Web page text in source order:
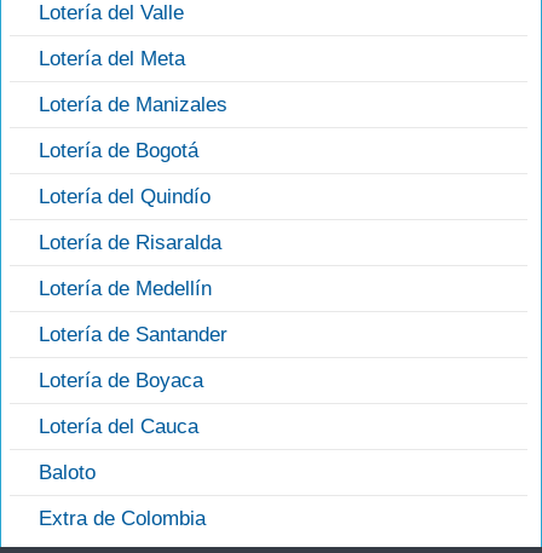
Lotería del Valle
Lotería del Meta
Lotería de Manizales
Lotería de Bogotá
Lotería del Quindío
Lotería de Risaralda
Lotería de Medellín
Lotería de Santander
Lotería de Boyaca
Lotería del Cauca
Baloto
Extra de Colombia